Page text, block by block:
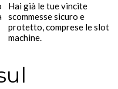
Hai già le tue vincite
scommesse sicuro e
protetto, comprese le slot
machine.